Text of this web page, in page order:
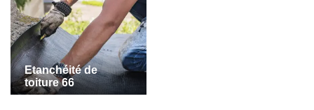
Etanchéité de
toiture 66